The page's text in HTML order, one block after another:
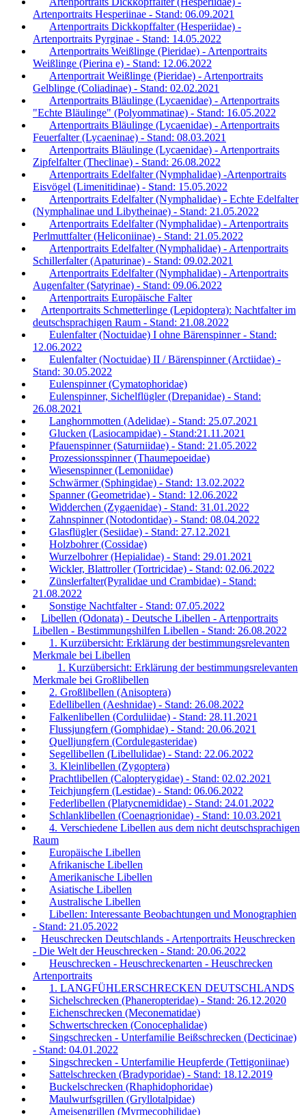
Artenportraits Hesperiinae - Stand: 06.09.2021
Artenportraits Dickkopffalter (Hesperiidae) -
Artenportraits Pyrginae - Stand: 14.05.2022
Artenportraits Weißlinge (Pieridae) - Artenportraits
Weißlinge (Pierina e) - Stand: 12.06.2022
Artenportrait Weißlinge (Pieridae) - Artenportraits
Gelblinge (Coliadinae) - Stand: 02.02.2021
Artenportraits Bläulinge (Lycaenidae) - Artenportraits
"Echte Bläulinge" (Polyommatinae) - Stand: 16.05.2022
Artenportraits Bläulinge (Lycaenidae) - Artenportraits
Feuerfalter (Lycaeninae) - Stand: 08.03.2021
Artenportraits Bläulinge (Lycaenidae) - Artenportraits
Zipfelfalter (Theclinae) - Stand: 26.08.2022
Artenportraits Edelfalter (Nymphalidae) -Artenportraits
Eisvögel (Limenitidinae) - Stand: 15.05.2022
Artenportraits Edelfalter (Nymphalidae) - Echte Edelfalter
(Nymphalinae und Libytheinae) - Stand: 21.05.2022
Artenportraits Edelfalter (Nymphalidae) - Artenportraits
Perlmuttfalter (Heliconiinae) - Stand: 21.05.2022
Artenportraits Edelfalter (Nymphalidae) - Artenportraits
Schillerfalter (Apaturinae) - Stand: 09.02.2021
Artenportraits Edelfalter (Nymphalidae) - Artenportraits
Augenfalter (Satyrinae) - Stand: 09.06.2022
Artenportraits Europäische Falter
Artenportraits Schmetterlinge (Lepidoptera): Nachtfalter im
deutschsprachigen Raum - Stand: 21.08.2022
Eulenfalter (Noctuidae) I ohne Bärenspinner - Stand:
12.06.2022
Eulenfalter (Noctuidae) II / Bärenspinner (Arctiidae) -
Stand: 30.05.2022
Eulenspinner (Cymatophoridae)
Eulenspinner, Sichelflügler (Drepanidae) - Stand:
26.08.2021
Langhornmotten (Adelidae) - Stand: 25.07.2021
Glucken (Lasiocampidae) - Stand:21.11.2021
Pfauenspinner (Saturniidae) - Stand: 21.05.2022
Prozessionsspinner (Thaumepoeidae)
Wiesenspinner (Lemoniidae)
Schwärmer (Sphingidae) - Stand: 13.02.2022
Spanner (Geometridae) - Stand: 12.06.2022
Widderchen (Zygaenidae) - Stand: 31.01.2022
Zahnspinner (Notodontidae) - Stand: 08.04.2022
Glasflügler (Sesiidae) - Stand: 27.12.2021
Holzbohrer (Cossidae)
Wurzelbohrer (Hepialidae) - Stand: 29.01.2021
Wickler, Blattroller (Tortricidae) - Stand: 02.06.2022
Zünslerfalter(Pyralidae und Crambidae) - Stand:
21.08.2022
Sonstige Nachtfalter - Stand: 07.05.2022
Libellen (Odonata) - Deutsche Libellen - Artenportraits
Libellen - Bestimmungshilfen Libellen - Stand: 26.08.2022
1. Kurzübersicht: Erklärung der bestimmungsrelevanten
Merkmale bei Libellen
1. Kurzübersicht: Erklärung der bestimmungsrelevanten
Merkmale bei Großlibellen
2. Großlibellen (Anisoptera)
Edellibellen (Aeshnidae) - Stand: 26.08.2022
Falkenlibellen (Corduliidae) - Stand: 28.11.2021
Flussjungfern (Gomphidae) - Stand: 20.06.2021
Quelljungfern (Cordulegasteridae)
Segellibellen (Libellulidae) - Stand: 22.06.2022
3. Kleinlibellen (Zygoptera)
Prachtlibellen (Calopterygidae) - Stand: 02.02.2021
Teichjungfern (Lestidae) - Stand: 06.06.2022
Federlibellen (Platycnemididae) - Stand: 24.01.2022
Schlanklibellen (Coenagrionidae) - Stand: 10.03.2021
4. Verschiedene Libellen aus dem nicht deutschsprachigen
Raum
Europäische Libellen
Afrikanische Libellen
Amerikanische Libellen
Asiatische Libellen
Australische Libellen
Libellen: Interessante Beobachtungen und Monographien
- Stand: 21.05.2022
Heuschrecken Deutschlands - Artenportraits Heuschrecken
- Die Welt der Heuschrecken - Stand: 20.06.2022
Heuschrecken - Heuschreckenarten - Heuschrecken
Artenportraits
1. LANGFÜHLERSCHRECKEN DEUTSCHLANDS
Sichelschrecken (Phaneropteridae) - Stand: 26.12.2020
Eichenschrecken (Meconematidae)
Schwertschrecken (Conocephalidae)
Singschrecken - Unterfamilie Beißschrecken (Decticinae)
- Stand: 04.01.2022
Singschrecken - Unterfamilie Heupferde (Tettigoniinae)
Sattelschrecken (Bradyporidae) - Stand: 18.12.2019
Buckelschrecken (Rhaphidophoridae)
Maulwurfsgrillen (Gryllotalpidae)
Ameisengrillen (Myrmecophilidae)